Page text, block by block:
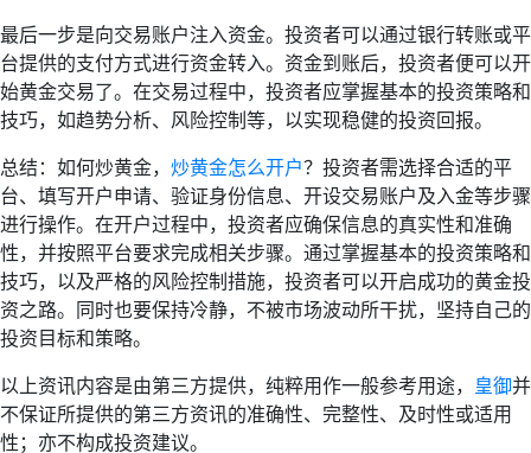
最后一步是向交易账户注入资金。投资者可以通过银行转账或平
台提供的支付方式进行资金转入。资金到账后，投资者便可以开
始黄金交易了。在交易过程中，投资者应掌握基本的投资策略和
技巧，如趋势分析、风险控制等，以实现稳健的投资回报。
总结：如何炒黄金， 炒黄金怎么开户？投资者需选择合适的平
台、填写开户申请、验证身份信息、开设交易账户及入金等步骤
进行操作。在开户过程中，投资者应确保信息的真实性和准确
性，并按照平台要求完成相关步骤。通过掌握基本的投资策略和
技巧，以及严格的风险控制措施，投资者可以开启成功的黄金投
资之路。同时也要保持冷静，不被市场波动所干扰，坚持自己的
投资目标和策略。
以上资讯内容是由第三方提供，纯粹用作一般参考用途， 皇御并
不保证所提供的第三方资讯的准确性、完整性、及时性或适用
性；亦不构成投资建议。